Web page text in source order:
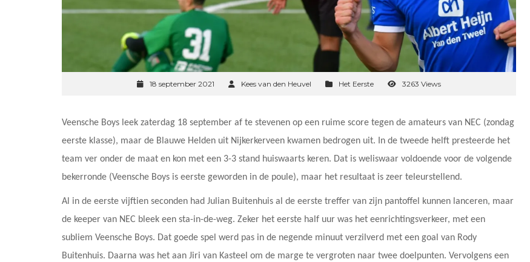
18 september 2021 Kees van den Heuvel Het Eerste 3263 Views
Veensche Boys leek zaterdag 18 september af te stevenen op een ruime score tegen de amateurs van NEC (zondag
eerste klasse), maar de Blauwe Helden uit Nijkerkerveen kwamen bedrogen uit. In de tweede helft presteerde het
team ver onder de maat en kon met een 3-3 stand huiswaarts keren. Dat is weliswaar voldoende voor de volgende
bekerronde (Veensche Boys is eerste geworden in de poule), maar het resultaat is zeer teleurstellend.
Al in de eerste vijftien seconden had Julian Buitenhuis al de eerste treffer van zijn pantoffel kunnen lanceren, maar
de keeper van NEC bleek een sta-in-de-weg. Zeker het eerste half uur was het eenrichtingsverkeer, met een
subliem Veensche Boys. Dat goede spel werd pas in de negende minuut verzilverd met een goal van Rody
Buitenhuis. Daarna was het aan Jiri van Kasteel om de marge te vergroten naar twee doelpunten. Vervolgens een